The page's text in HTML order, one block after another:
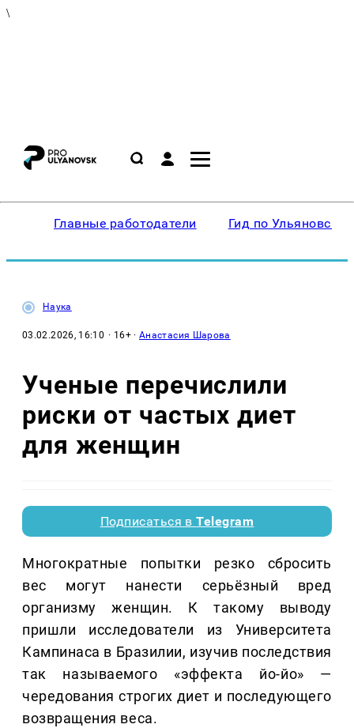
\
Главные работодатели Гид по Ульяновску
Наука
03.02.2026, 16:10 · 16+ ·Анастасия Шарова
Ученые перечислили
риски от частых диет
для женщин
Подписаться вTelegram
Многократные попытки резко сбросить
вес могут нанести серьёзный вред
организму женщин. К такому выводу
пришли исследователи из Университета
Кампинаса в Бразилии, изучив последствия
так называемого «эффекта йо-йо» —
чередования строгих диет и последующего
возвращения веса.